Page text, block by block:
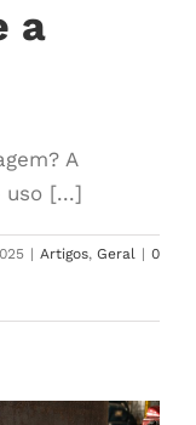
a
A
uso [...]
| Artigos, Geral | 0